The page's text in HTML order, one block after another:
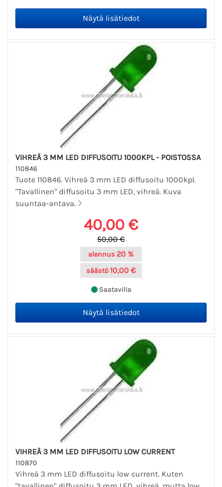
VIHREÄ 3 MM LED DIFFUSOITU 1000KPL - POISTOSSA
110846
Tuote 110846. Vihreä 3 mm LED diffusoitu 1000kpl.
"Tavallinen" diffusoitu 3 mm LED, vihreä. Kuva
suuntaa-antava.
40,00 €
50,00 €
alennus 20 %
säästö10,00 €
Saatavilla
VIHREÄ 3 MM LED DIFFUSOITU LOW CURRENT
110870
Vihreä 3 mm LED diffusoitu low current. Kuten